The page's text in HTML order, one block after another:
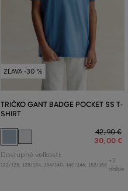
ZĽAVA -30 %
TRIČKO GANT BADGE POCKET SS T-
SHIRT
42,90 €
30,00 €
Dostupné veľkosti:
122/128 128/134 134/140 140/146 152/158
+2
ďalšie